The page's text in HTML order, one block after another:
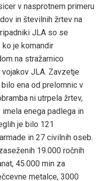
v nasprotnem primeru
in številnih žrtev na
JLA so se
ko je komandir
na stražarnico
JLA. Zavzetje
ena od prelomnic v
ni utrpela žrtev,
enega padlega in
je bilo 121
in 27 civilnih oseb.
19.000 ročnih
45.000 min za
metalce, 3000